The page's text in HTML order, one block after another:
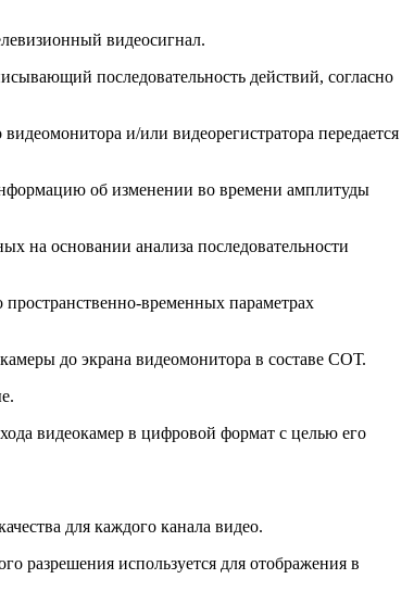
видеосигнал.
последовательность действий, согласно
и/или видеорегистратора передается
об изменении во времени амплитуды
на основании анализа последовательности
временных параметрах
до экрана видеомонитора в составе СОТ.
видеокамер в цифровой формат с целью его
для каждого канала видео.
разрешения используется для отображения в